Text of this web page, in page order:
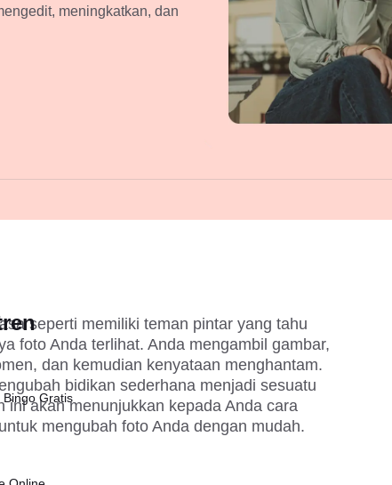
meningkatkan, dan
seperti memiliki teman pintar yang tahu
foto Anda terlihat. Anda mengambil gambar,
dan kemudian kenyataan menghantam.
bidikan sederhana menjadi sesuatu
ini akan menunjukkan kepada Anda cara
mengubah foto Anda dengan mudah.
Gratis